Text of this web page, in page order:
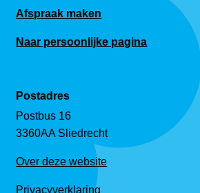
Afspraak maken
Naar persoonlijke pagina
Postadres
Postbus 16
3360AA Sliedrecht
Over deze website
Privacyverklaring